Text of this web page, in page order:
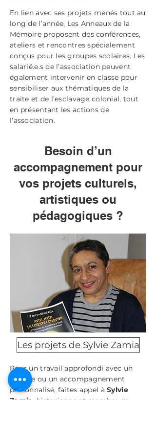
En lien avec ses projets menés tout au
long de l’année, Les Anneaux de la
Mémoire proposent des conférences,
ateliers et rencontres spécialement
conçus pour les groupes scolaires. Les
salarié.e.s de l’association peuvent
également intervenir en classe pour
sensibiliser aux thématiques de la
traite et de l’esclavage colonial, tout
en présentant les actions de
l’association.
Besoin d’un
accompagnement pour
vos projets culturels,
artistiques ou
pédagogiques ?
Les projets de Sylvie Zamia
Pour un travail approfondi avec un
groupe ou un accompagnement
personnalisé, faites appel àSylvie
Zamia
, historienne et membre de